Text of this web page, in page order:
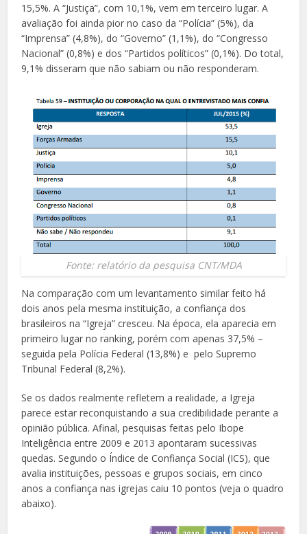
15,5%. A “Justiça”, com 10,1%, vem em terceiro lugar. A
avaliação foi ainda pior no caso da “Polícia” (5%), da
“Imprensa” (4,8%), do “Governo” (1,1%), do “Congresso
Nacional” (0,8%) e dos “Partidos políticos” (0,1%). Do total,
9,1% disseram que não sabiam ou não responderam.
Fonte: relatório da pesquisa CNT/MDA
Na comparação com um levantamento similar feito há
dois anos pela mesma instituição, a confiança dos
brasileiros na “Igreja” cresceu. Na época, ela aparecia em
primeiro lugar no ranking, porém com apenas 37,5% –
seguida pela Polícia Federal (13,8%) e pelo Supremo
Tribunal Federal (8,2%).
Se os dados realmente refletem a realidade, a Igreja
parece estar reconquistando a sua credibilidade perante a
opinião pública. Afinal, pesquisas feitas pelo Ibope
Inteligência entre 2009 e 2013 apontaram sucessivas
quedas. Segundo o Índice de Confiança Social (ICS), que
avalia instituições, pessoas e grupos sociais, em cinco
anos a confiança nas igrejas caiu 10 pontos (veja o quadro
abaixo).